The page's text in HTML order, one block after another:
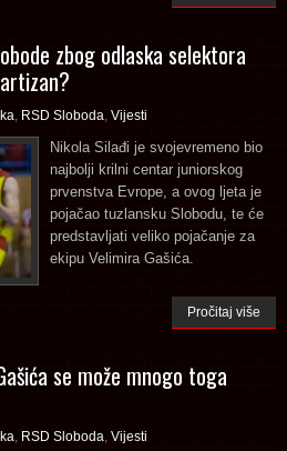
zbog odlaska selektora
RSD Sloboda Vijesti
Nikola Silađi je svojevremeno bio
najbolji krilni centar juniorskog
prvenstva Evrope, a ovog ljeta je
pojačao tuzlansku Slobodu, te će
predstavljati veliko pojačanje za
ekipu Velimira Gašića.
Pročitaj više
se može mnogo toga
RSD Sloboda Vijesti